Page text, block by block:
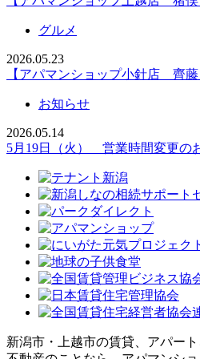
グルメ
2026.05.23
【アパマンショップ小針店 齊
お知らせ
2026.05.14
5月19日（火） 営業時間変更
新潟市・上越市の賃貸、アパート